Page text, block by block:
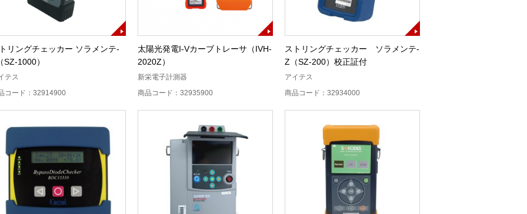
リングチェッカー ソラメンテ-
SZ-1000）
テス
コード：32914900
太陽光発電I-Vカーブトレーサ（IVH-
2020Z）
新栄電子計測器
商品コード：32935900
ストリングチェッカー ソラメンテ-
Z（SZ-200）校正証付
アイテス
商品コード：32934000